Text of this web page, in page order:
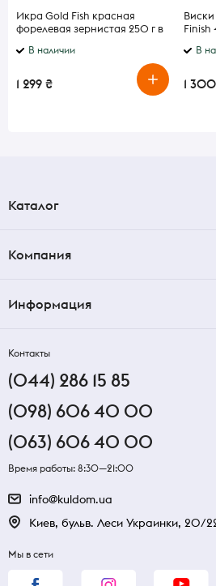
Икра Gold Fish красная
форелевая зернистая 250 г в
В наличии
1 299 ₴
Виски
Finish
В
1
Каталог
Компания
Информация
Контакты
(044) 286 15 85
(098) 606 40 00
(063) 606 40 00
Время работы: 8:30—21:00
info@kuldom.ua
Киев, бульв. Леси Украинки, 20/
Мы в сети